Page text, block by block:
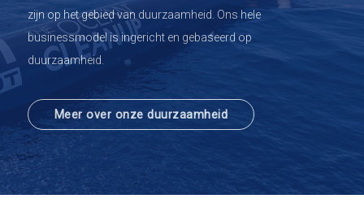
zijn op het gebied van duurzaamheid. Ons hele
businessmodel is ingericht en gebaseerd op
duurzaamheid.
Meer over onze duurzaamheid